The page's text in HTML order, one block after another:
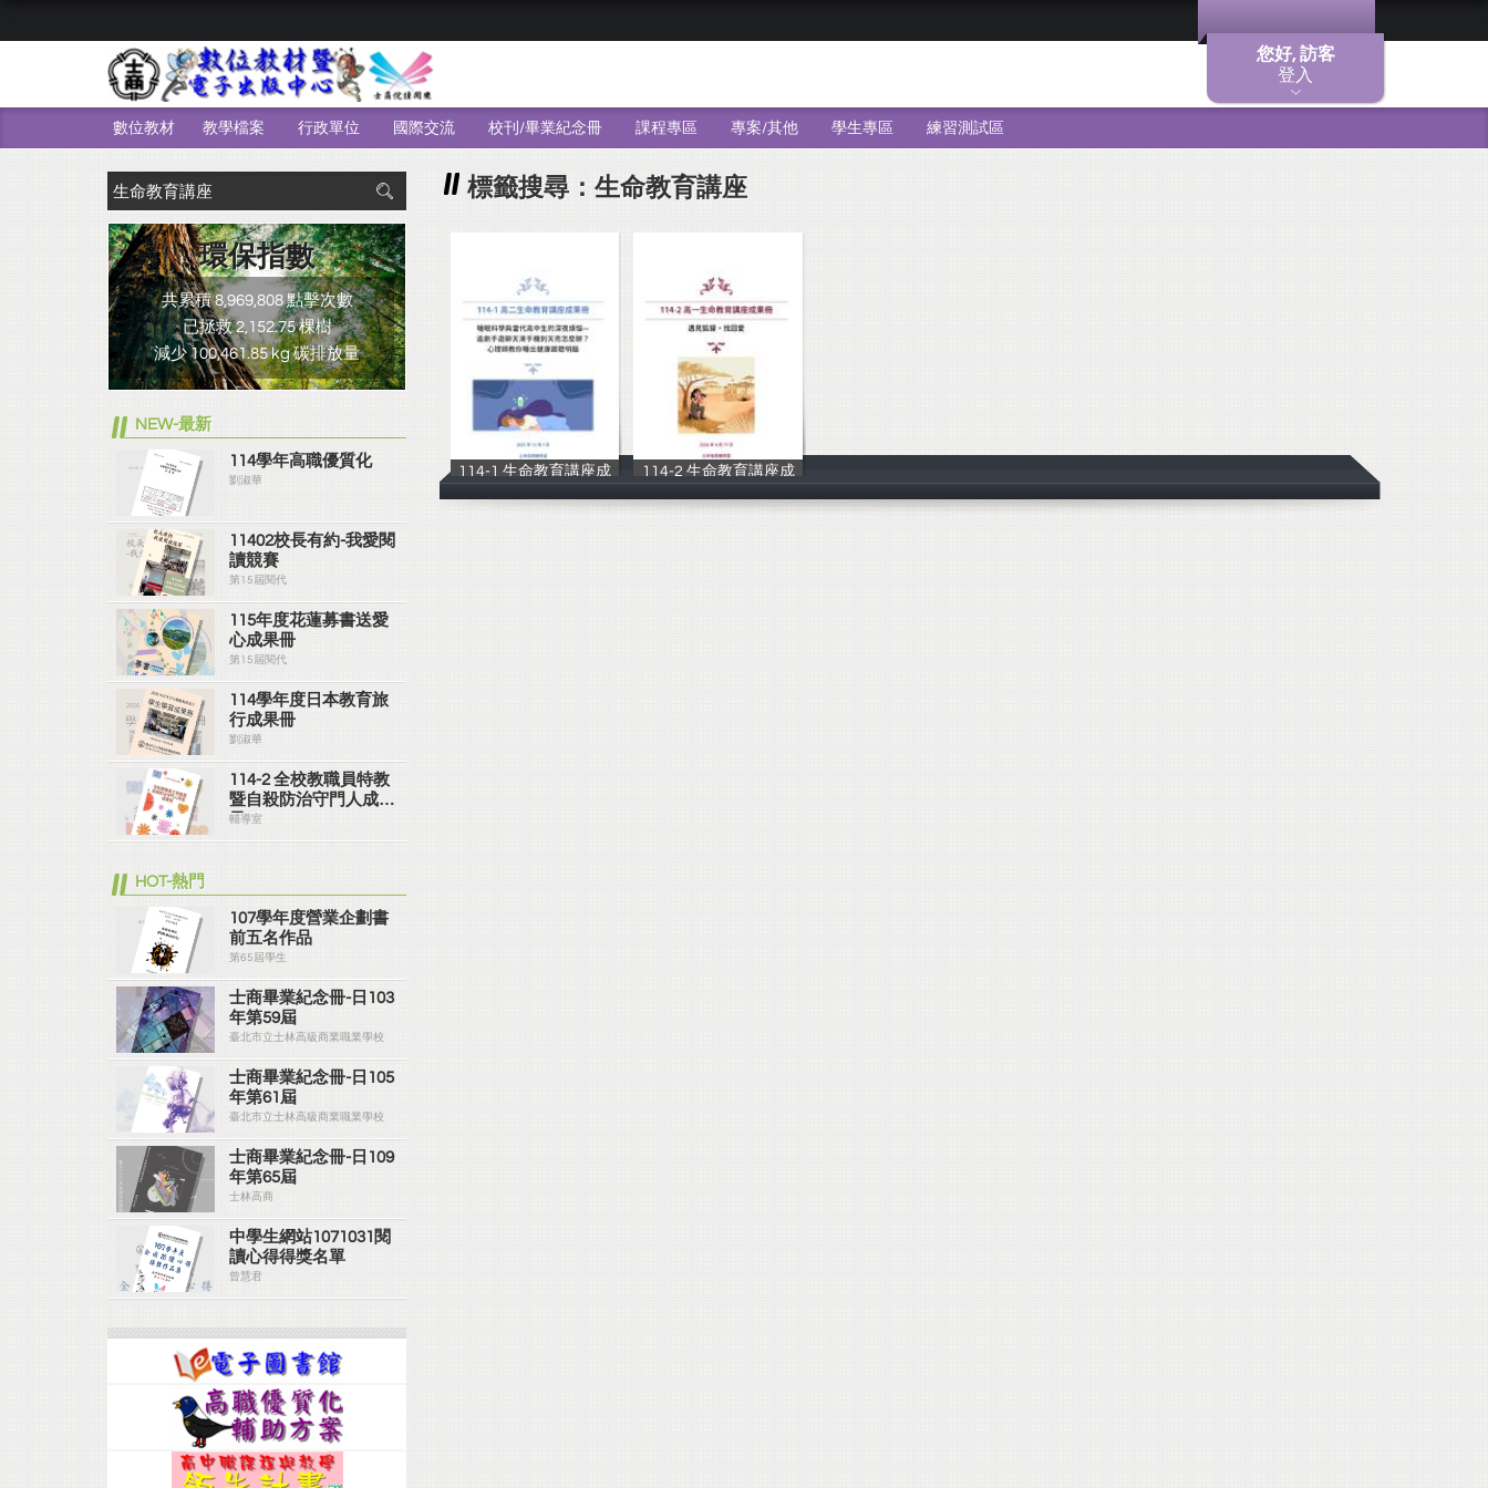
您好, 訪客
登入
數位教材 教學檔案 行政單位 國際交流 校刊/畢業紀念冊 課程專區 專案/其他 學生專區 練習測試區
標籤搜尋：生命教育講座
114-1 生命教育講座成
輔導室
114-2 生命教育講座成
輔導室
環保指數
共累積 8,969,808 點擊次數
已拯救 2,152.75 棵樹
減少 100,461.85 kg 碳排放量
NEW-最新
114學年高職優質化
劉淑華
11402校長有約-我愛閱
讀競賽
第15屆閱代
115年度花蓮募書送愛
心成果冊
第15屆閱代
114學年度日本教育旅
行成果冊
劉淑華
114-2 全校教職員特教
暨自殺防治守門人成果
冊
輔導室
HOT-熱門
107學年度營業企劃書
前五名作品
第65屆學生
士商畢業紀念冊-日103
年第59屆
臺北市立士林高級商業職業學校
士商畢業紀念冊-日105
年第61屆
臺北市立士林高級商業職業學校
士商畢業紀念冊-日109
年第65屆
士林高商
中學生網站1071031閱
讀心得得獎名單
曾慧君